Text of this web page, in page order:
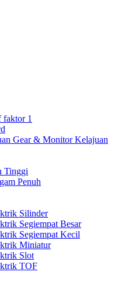
faktor 1
Gear & Monitor Kelajuan
Tinggi
Penuh
Silinder
Segiempat Besar
Segiempat Kecil
Miniatur
Slot
TOF